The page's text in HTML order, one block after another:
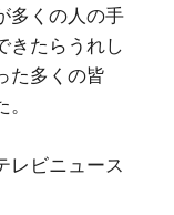
多くの人の手
きたらうれし
た多くの皆
レビニュース